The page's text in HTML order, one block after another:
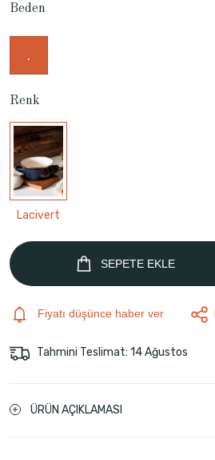
Beden
.
Renk
Lacivert
SEPETE EKLE
Fiyatı düşünce haber ver
Tahmini Teslimat: 14 Ağustos
ÜRÜN AÇIKLAMASI